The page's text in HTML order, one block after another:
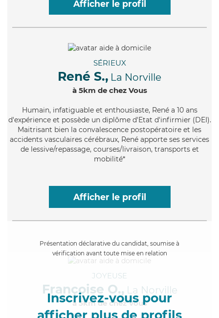
Afficher le profil
SÉRIEUX
René S., La Norville
à 5km de chez Vous
Humain, infatiguable et enthousiaste, René a 10 ans
d'expérience et possède un diplôme d'Etat d'infirmier (DEI).
Maitrisant bien la convalescence postopératoire et les
accidents vasculaires cérébraux, René apporte ses services
de lessive/repassage, courses/livraison, transports et
mobilité*
Afficher le profil
Présentation déclarative du candidat, soumise à
vérification avant toute mise en relation
Inscrivez-vous pour
afficher plus de profils
JOYEUSE
Françoise O., La Norville
à 5km de chez Vous